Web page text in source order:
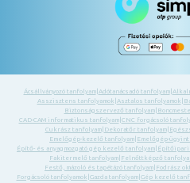
Ácsállványozó tanfolyam| Adótanácsadó tanfolyam|
Asszisztens tanfolyamok Asztalos tanfolyamok
Biztonságszervező tanfolyam|
CAD-CAM informatikus tanfolyam| CNC forgácsoló
Cukrász tanfolyam| Dekoratőr tanfolyam|
Emelőgép-kezelő tanfolyam Emelőgép-
Építő- és anyagmozgató gép kezelő tanfolyam Építőipari
Fakitermelő tanfolyam Felnőttképző
Festő, mázoló és tapétázó tanfolyam Fodrász
Forgácsoló tanfolyamok Gazda tanfolyam| Gép kezelő